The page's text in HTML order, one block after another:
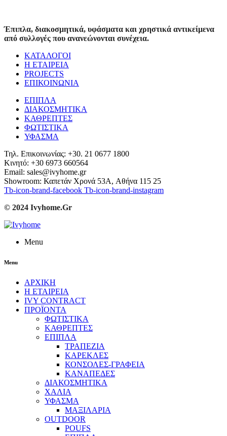
Έπιπλα, διακοσμητικά, υφάσματα και χρηστικά αντικείμενα
από συλλογές που ανανεώνονται συνέχεια.
ΚΑΤΑΛΟΓΟΙ
Η ΕΤΑΙΡΕΙΑ
PROJECTS
ΕΠΙΚΟΙΝΩΝΙΑ
ΕΠΙΠΛΑ
ΔΙΑΚΟΣΜΗΤΙΚΑ
ΚΑΘΡΕΠΤΕΣ
ΦΩΤΙΣΤΙΚΑ
ΥΦΑΣΜΑ
Τηλ. Επικοινωνίας: +30. 21 0677 1800
Κινητό: +30 6973 660564
Email: sales@ivyhome.gr
Showroom: Καπετάν Χρονά 53A, Αθήνα 115 25
Tb-icon-brand-facebook Tb-icon-brand-instagram
© 2024 Ivyhome.Gr
Menu
Menu
ΑΡΧΙΚΗ
Η ΕΤΑΙΡΕΙΑ
IVY CONTRACT
ΠΡΟΪΟΝΤΑ
ΦΩΤΙΣΤΙΚΑ
ΚΑΘΡΕΠΤΕΣ
ΕΠΙΠΛΑ
ΤΡΑΠΕΖΙΑ
ΚΑΡΕΚΛΕΣ
ΚΟΝΣΟΛΕΣ-ΓΡΑΦΕΙΑ
ΚΑΝΑΠΕΔΕΣ
ΔΙΑΚΟΣΜΗΤΙΚΑ
ΧΑΛΙΑ
ΥΦΑΣΜΑ
ΜΑΞΙΛΑΡΙΑ
OUTDOOR
POUFS